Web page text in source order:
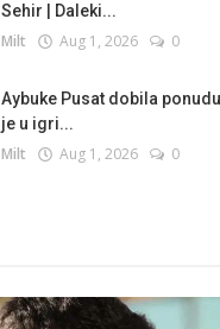
Sehir | Daleki...
Milt Aug 1, 2026 0
Aybuke Pusat dobila
je u igri...
Milt Aug 1, 2026 0